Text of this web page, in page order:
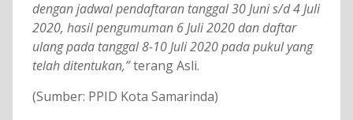
dengan jadwal pendaftaran tanggal 30 Juni s/d 4 Juli
2020, hasil pengumuman 6 Juli 2020 dan daftar
ulang pada tanggal 8-10 Juli 2020 pada pukul yang
telah ditentukan,”terang Asli.
(Sumber: PPID Kota Samarinda)